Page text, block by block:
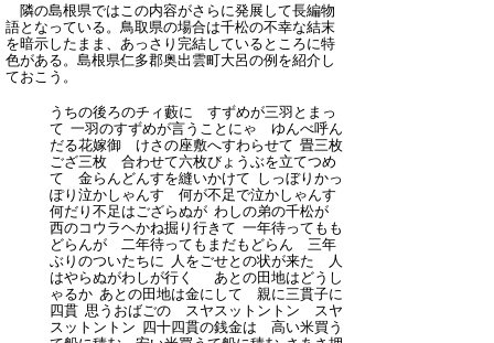
隣の島根県ではこの内容がさらに発展して長編物
語となっている。鳥取県の場合は千松の不幸な結末
を暗示したまま、あっさり完結しているところに特
色がある。島根県仁多郡奥出雲町大呂の例を紹介し
ておこう。
うちの後ろのチィ藪に すずめが三羽とまっ
て 一羽のすずめが言うことにゃ ゆんべ呼ん
だる花嫁御 けさの座敷へすわらせて 畳三枚
ござ三枚 合わせて六枚びょうぶを立てつめ
て 金らんどんすを縫いかけて しっぼりかっ
ぽり泣かしゃんす 何が不足で泣かしゃんす
何だり不足はござらぬが わしの弟の千松が
西のコウラヘかね掘り行きて 一年待ってもも
どらんが 二年待ってもまだもどらん 三年
ぶりのついたちに 人をごせとの状が来た 人
はやらぬがわしが行く あとの田地はどうし
ゃるか あとの田地は金にして 親に三貫子に
四貫 思うおばごの スヤスットントン スヤ
スットントン 四十四貫の銭金は 高い米買う